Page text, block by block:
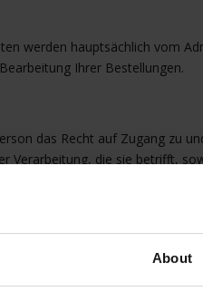
About
werden hauptsächlich vom
Ihrer Bestellungen.
das Recht auf Zugang zu
Verarbeitung, die sie betrifft,
begleitet sein, auf dem
werden können. Innerhalb
und der Anzahl der